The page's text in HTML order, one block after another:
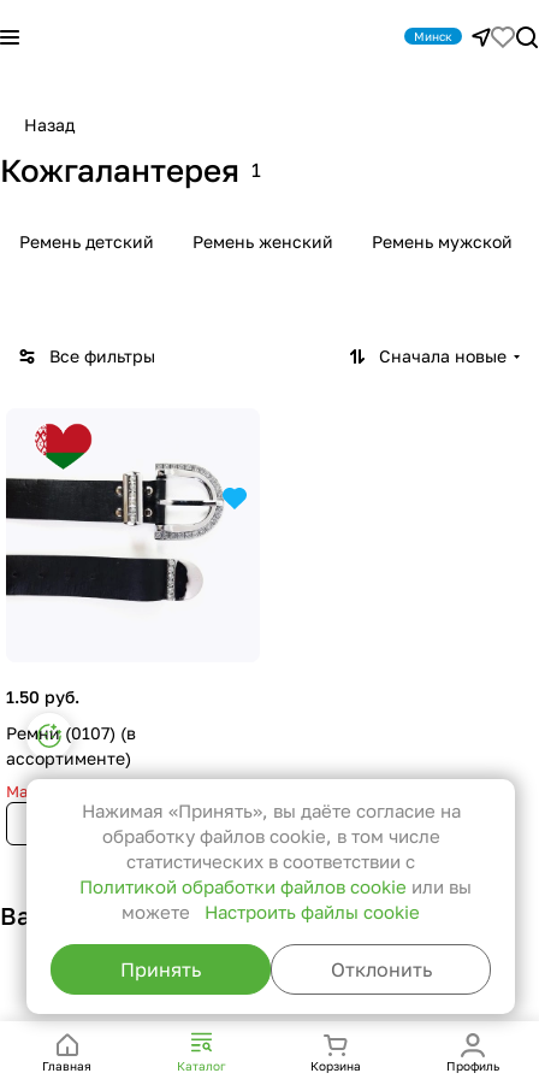
Минск
Назад
Кожгалантерея 1
Ремень детский Ремень женский Ремень мужской
Все фильтры Сначала новые
1.50 руб.
Ремни (0107) (в
ассортименте)
Мало
Только в розничном
магазине
Вам также может понравиться
Главная Каталог Корзина Профиль
Настройки файлов cookie
Функциональные
Эти файлы необходимы для
функционирования сайта и не
могут быть отключены в наших
системах. Вы можете настроить
браузер так, чтобы он блокировал
их или уведомлял вас об их
использовании, но в таком случае
сайта не будут работать.
Нажимая «Принять», вы даёте согласие на
обработку файлов cookie, в том числе
статистических в соответствии с
Политикой обработки файлов cookie или вы
можете
Настроить файлы cookie
Принять Отклонить